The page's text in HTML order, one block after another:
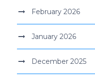
February 2026
January 2026
December 2025